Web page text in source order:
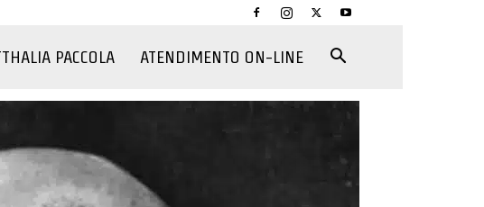
PACCOLA ATENDIMENTO ON-LINE